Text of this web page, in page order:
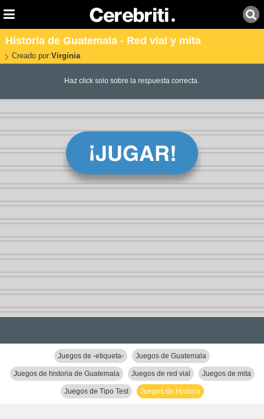
Historia de Guatemala - Red vial y mita
Creado por:Virginia
Haz click solo sobre la respuesta correcta.
Juegos de -etiqueta- Juegos de Guatemala
Juegos de historia de Guatemala Juegos de red vial Juegos de mita
Juegos de Tipo Test Juegos de Historia